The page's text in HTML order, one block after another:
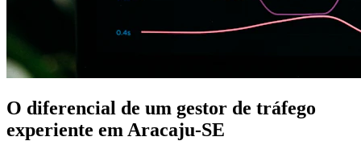
O diferencial de um gestor de tráfego
experiente em Aracaju-SE